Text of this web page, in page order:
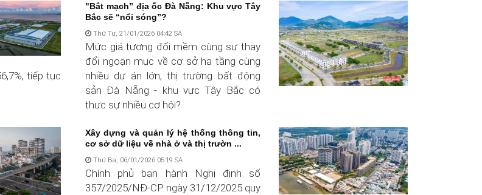
tiếp tục
"Bắt mạch” địa ốc Đà Nẵng: Khu vực Tây
Bắc sẽ “nổi sóng”?
Thứ Tư, 21/01/2026 04:42 SA
Mức giá tương đối mềm cùng sự thay
đổi ngoạn mục về cơ sở hạ tầng cùng
nhiều dự án lớn, thị trường bất động
sản Đà Nẵng - khu vực Tây Bắc có
thực sự nhiều cơ hội?
Xây dựng và quản lý hệ thống thông tin,
cơ sở dữ liệu về nhà ở và thị trườn ...
Thứ Ba, 06/01/2026 05:19 SA
Chính phủ ban hành Nghị định số
357/2025/NĐ-CP ngày 31/12/2025 quy